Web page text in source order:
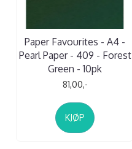
Paper Favourites - A4 -
Pearl Paper - 409 - Forest
Green - 10pk
81,00,-
KJØP